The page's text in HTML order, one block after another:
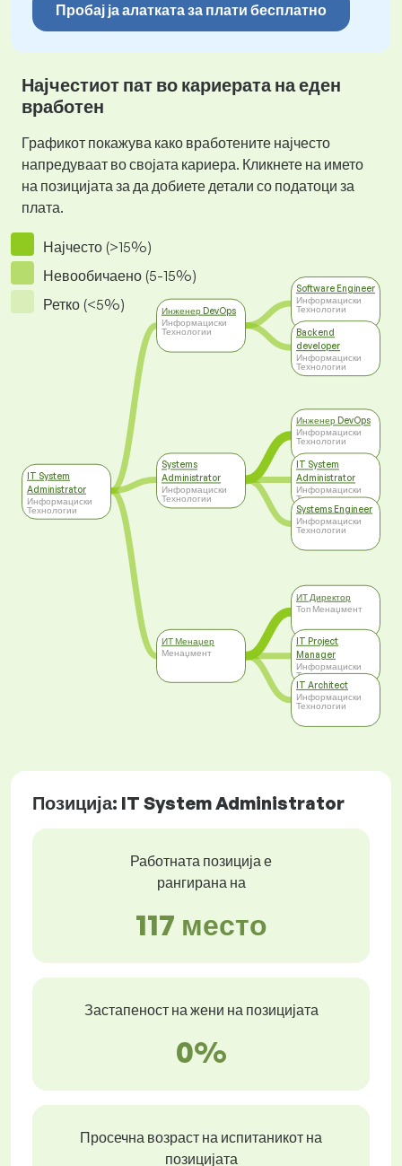
Пробај ја алатката за плати бесплатно
Најчестиот пат во кариерата на еден
вработен
Графикот покажува како вработените најчесто
напредуваат во својата кариера. Кликнете на името
на позицијата за да добиете детали со податоци за
плата.
Најчесто (>15%)
Невообичаено (5-15%)
Ретко (<5%)
IT System
Administrator
Информациски
Технологии
Инженер DevOps
Информациски
Технологии
Systems
Administrator
Информациски
Технологии
ИТ Менаџер
Менаџмент
Software Engineer
Информациски
Технологии
Backend
developer
Информациски
Технологии
Инженер DevOps
Информациски
Технологии
IT System
Administrator
Информациски
Технологии
Systems Engineer
Информациски
Технологии
ИТ Директор
Топ Менаџмент
IT Project
Manager
Информациски
Технологии
IT Architect
Информациски
Технологии
Позиција: IT System Administrator
Работната позиција е
рангирана на
117 место
Застапеност на жени на позицијата
0%
Просечна возраст на испитаникот на
позицијата